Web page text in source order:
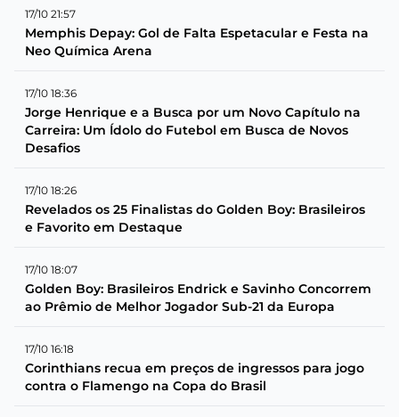
17/10 21:57
Memphis Depay: Gol de Falta Espetacular e Festa na
Neo Química Arena
17/10 18:36
Jorge Henrique e a Busca por um Novo Capítulo na
Carreira: Um Ídolo do Futebol em Busca de Novos
Desafios
17/10 18:26
Revelados os 25 Finalistas do Golden Boy: Brasileiros
e Favorito em Destaque
17/10 18:07
Golden Boy: Brasileiros Endrick e Savinho Concorrem
ao Prêmio de Melhor Jogador Sub-21 da Europa
17/10 16:18
Corinthians recua em preços de ingressos para jogo
contra o Flamengo na Copa do Brasil